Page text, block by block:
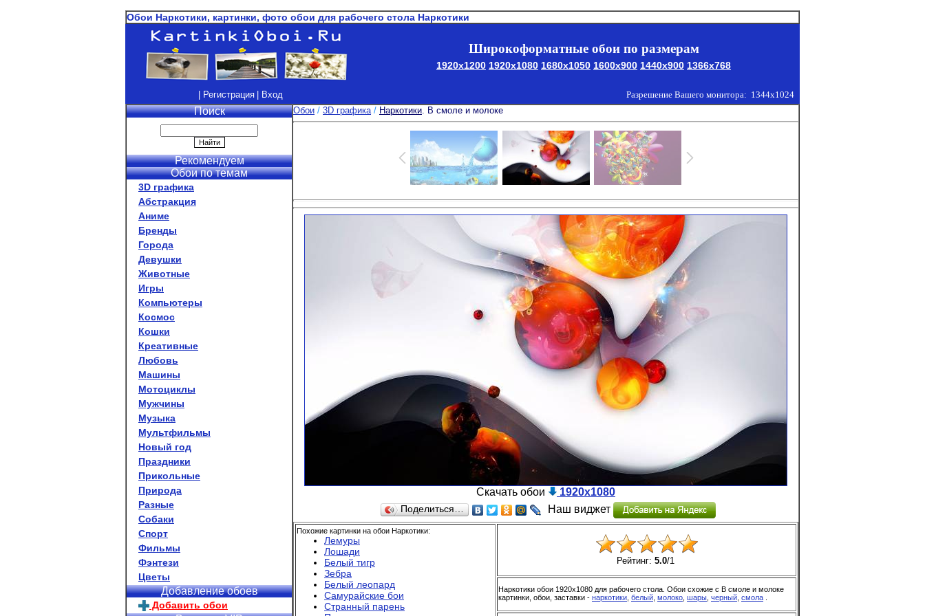
Обои Наркотики, картинки, фото обои для рабочего стола Наркотики
Широкоформатные обои по размерам
1920x1200 1920x1080 1680x1050 1600x900 1440x900 1366x768
| Регистрация | Вход Разрешение Вашего монитора: 1344x1024
Поиск
Рекомендуем
Обои по темам
3D графика
Абстракция
Аниме
Бренды
Города
Девушки
Животные
Игры
Компьютеры
Космос
Кошки
Креативные
Любовь
Машины
Мотоциклы
Мужчины
Музыка
Мультфильмы
Новый год
Праздники
Прикольные
Природа
Разные
Собаки
Спорт
Фильмы
Фэнтези
Цветы
Добавление обоев
Добавить обои
Обои / 3D графика/ Наркотики. В смоле и молоке
Скачать обои 1920x1080
Поделиться… Наш виджет
Похожие картинки на обои Наркотики:
Лемуры
Лошади
Белый тигр
Зебра
Белый леопард
Самурайские бои
Странный парень
Рейтинг: 5.0/1
Наркотики обои 1920x1080 для рабочего стола. Обои схожие с В смоле и молоке
картинки, обои, заставки - наркотики белый молоко шары черный смола